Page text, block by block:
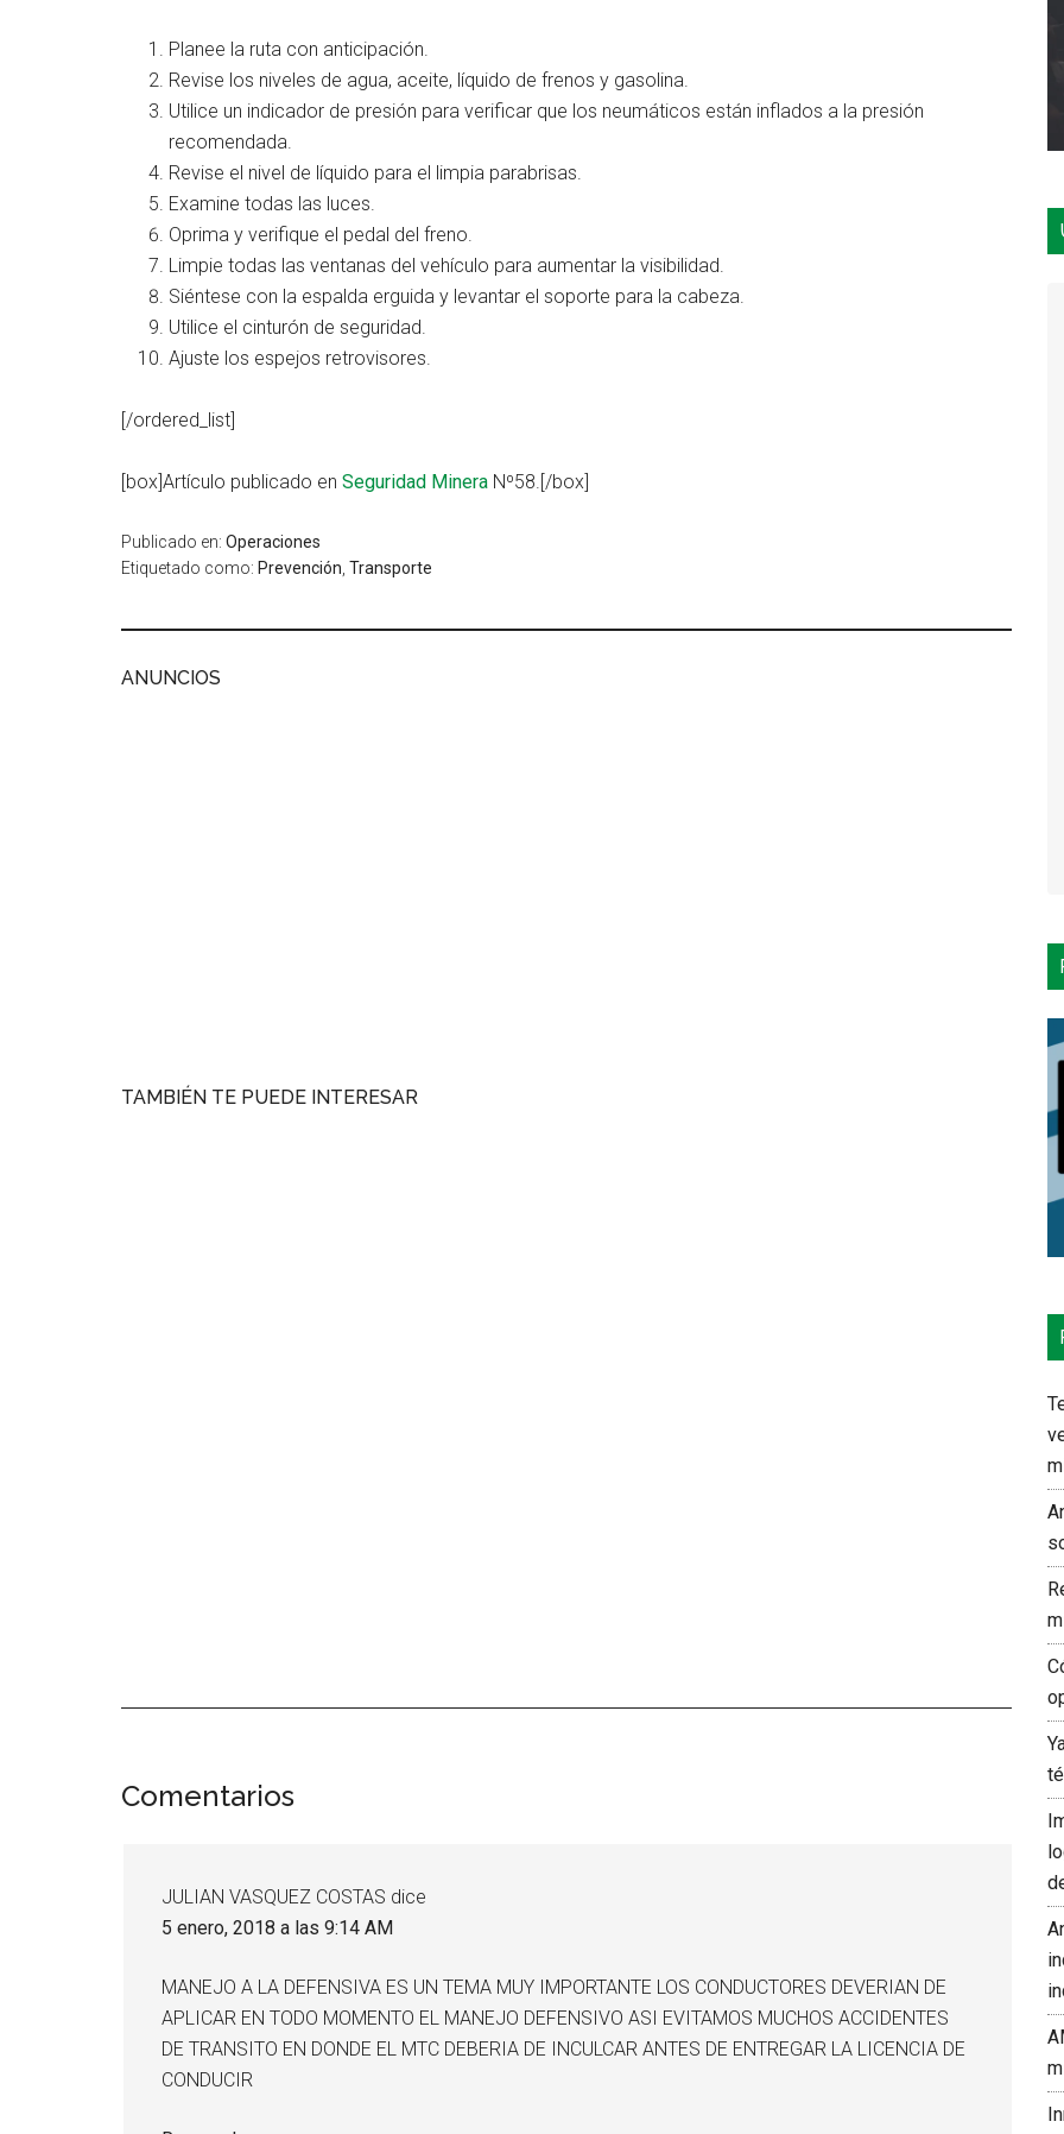
Planee la ruta con anticipación.
Revise los niveles de agua, aceite, líquido de frenos y gasolina.
Utilice un indicador de presión para verificar que los neumáticos están inflados a la presión
recomendada.
Revise el nivel de líquido para el limpia parabrisas.
Examine todas las luces.
Oprima y verifique el pedal del freno.
Limpie todas las ventanas del vehículo para aumentar la visibilidad.
Siéntese con la espalda erguida y levantar el soporte para la cabeza.
Utilice el cinturón de seguridad.
Ajuste los espejos retrovisores.
[/ordered_list]
[box]Artículo publicado en Seguridad Minera Nº58.[/box]
Publicado en: Operaciones
Etiquetado como: Prevención Transporte
ANUNCIOS
TAMBIÉN TE PUEDE INTERESAR
Interacciones
lectores
Comentarios
JULIAN VASQUEZ COSTAS dice
5 enero, 2018 a las 9:14 AM
MANEJO A LA DEFENSIVA ES UN TEMA MUY IMPORTANTE LOS CONDUCTORES DEVERIAN DE
APLICAR EN TODO MOMENTO EL MANEJO DEFENSIVO ASI EVITAMOS MUCHOS ACCIDENTES
DE TRANSITO EN DONDE EL MTC DEBERIA DE INCULCAR ANTES DE ENTREGAR LA LICENCIA DE
CONDUCIR